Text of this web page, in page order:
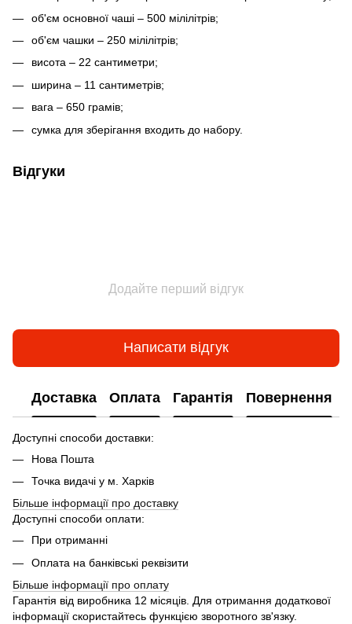
об'єм основної чаші – 500 мілілітрів;
об'єм чашки – 250 мілілітрів;
висота – 22 сантиметри;
ширина – 11 сантиметрів;
вага – 650 грамів;
сумка для зберігання входить до набору.
Відгуки
Додайте перший відгук
Написати відгук
Доставка Оплата Гарантія Повернення
Доступні способи доставки:
Нова Пошта
Точка видачі у м. Харків
Більше інформації про доставку
Доступні способи оплати:
При отриманні
Оплата на банківські реквізити
Більше інформації про оплату
Гарантія від виробника 12 місяців. Для отримання додаткової
інформації скористайтесь функцією зворотного зв'язку.